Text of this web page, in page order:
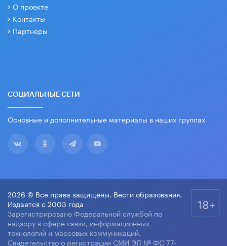
О проекте
Контакты
Партнеры
СОЦИАЛЬНЫЕ СЕТИ
Основные и дополнительные материалы в наших группах
2026 © Все права защищены. Вести образования.
Издается с 2003 года
Зарегистрировано Федеральной службой по
надзору в сфере связи, информационных
технологий и массовых коммуникаций.
Свидетельство о регистрации СМИ ЭЛ № ФС 77-
18+